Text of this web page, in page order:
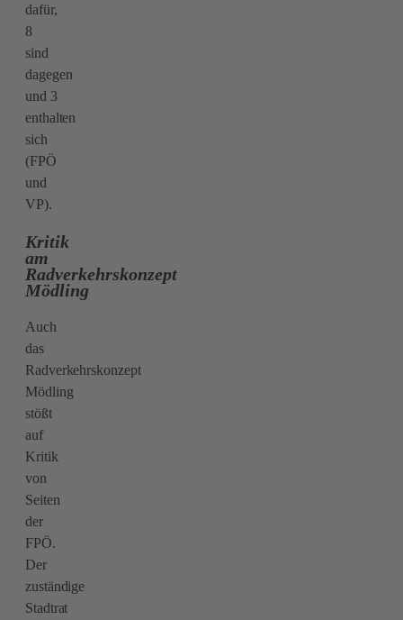
dafür,
8
sind
dagegen
und 3
enthalten
sich
(FPÖ
und
VP).
Kritik
am
Radverkehrskonzept
Mödling
Auch
das
Radverkehrskonzept
Mödling
stößt
auf
Kritik
von
Seiten
der
FPÖ.
Der
zuständige
Stadtrat